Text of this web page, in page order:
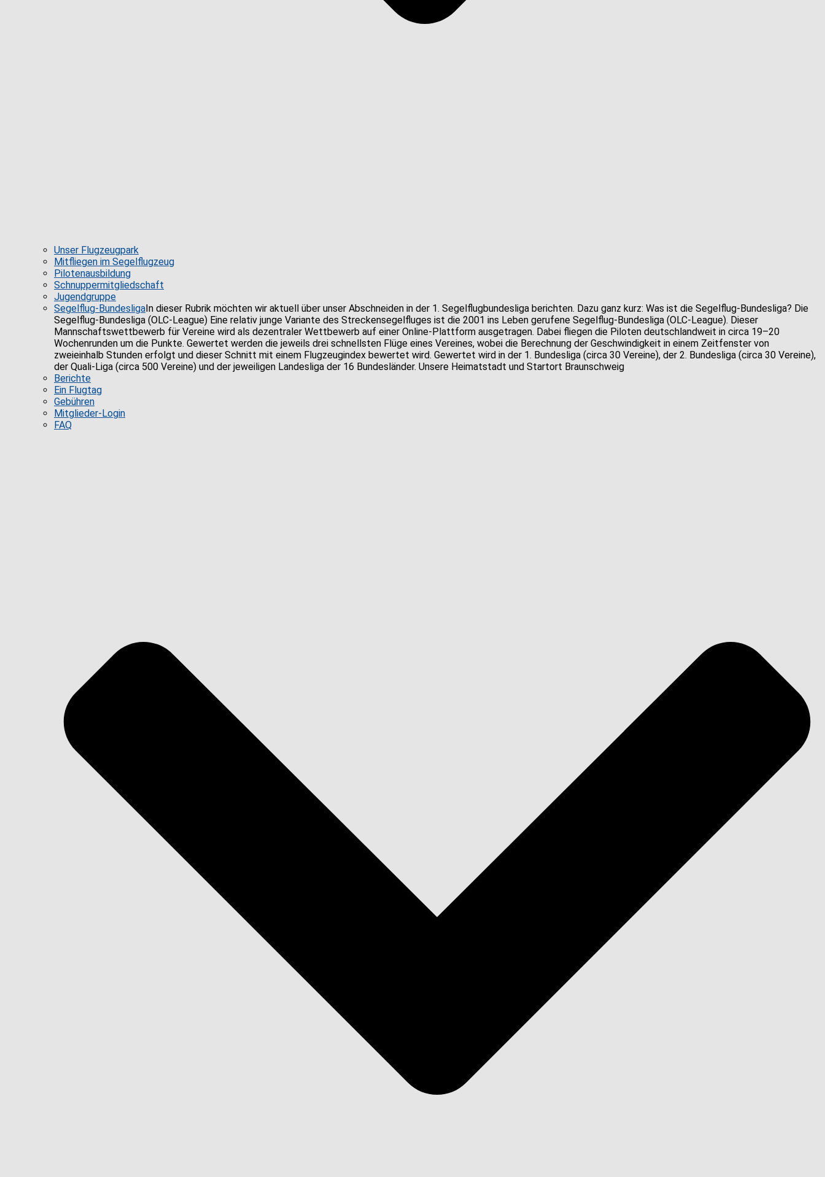
Unser Flugzeugpark
Mitfliegen im Segelflugzeug
Pilotenausbildung
Schnuppermitgliedschaft
Jugendgruppe
Segelflug-BundesligaIn dieser Rubrik möchten wir aktuell über unser Abschneiden in der 1. Segelflugbundesliga berichten. Dazu ganz kurz: Was ist die Segelflug-Bundesliga? Die
Segelflug-Bundesliga (OLC-League) Eine relativ junge Variante des Streckensegelfluges ist die 2001 ins Leben gerufene Segelflug-Bundesliga (OLC-League). Dieser
Mannschaftswettbewerb für Vereine wird als dezentraler Wettbewerb auf einer Online-Plattform ausgetragen. Dabei fliegen die Piloten deutschlandweit in circa 19–20
Wochenrunden um die Punkte. Gewertet werden die jeweils drei schnellsten Flüge eines Vereines, wobei die Berechnung der Geschwindigkeit in einem Zeitfenster von
zweieinhalb Stunden erfolgt und dieser Schnitt mit einem Flugzeugindex bewertet wird. Gewertet wird in der 1. Bundesliga (circa 30 Vereine), der 2. Bundesliga (circa 30 Vereine),
der Quali-Liga (circa 500 Vereine) und der jeweiligen Landesliga der 16 Bundesländer. Unsere Heimatstadt und Startort Braunschweig
Berichte
Ein Flugtag
Gebühren
Mitglieder-Login
FAQ